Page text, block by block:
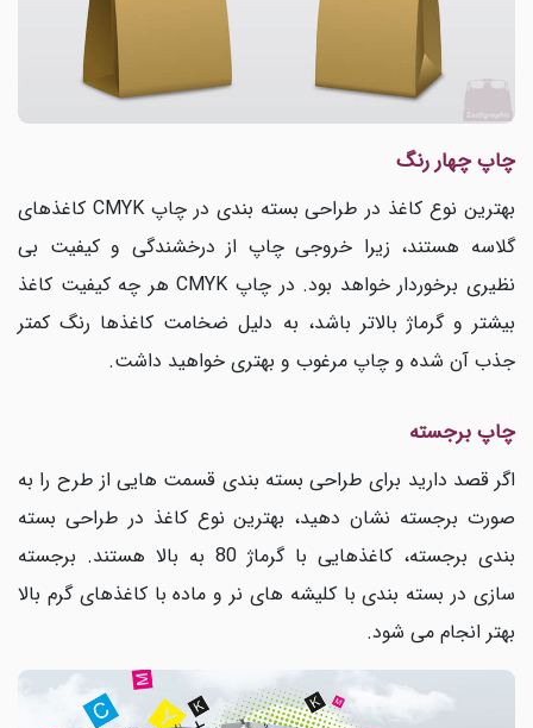
چاپ چهار رنگ
بهترین نوع کاغذ در طراحی بسته بندی در چاپCMYK کاغذهای
گلاسه هستند، زیرا خروجی چاپ از درخشندگی و کیفیت بی
نظیری برخوردار خواهد بود. در چاپ CMYKهر چه کیفیت کاغذ
بیشتر و گرماژ بالاتر باشد، به دلیل ضخامت کاغذها رنگ کمتر
جذب آن شده و چاپ مرغوب و بهتری خواهید داشت.
چاپ برجسته
اگر قصد دارید برای طراحی بسته بندی قسمت هایی از طرح را به
صورت برجسته نشان دهید، بهترین نوع کاغذ در طراحی بسته
بندی برجسته، کاغذهایی با گرماژ 80 به بالا هستند. برجسته
سازی در بسته بندی با کلیشه های نر و ماده با کاغذهای گرم بالا
بهتر انجام می شود.